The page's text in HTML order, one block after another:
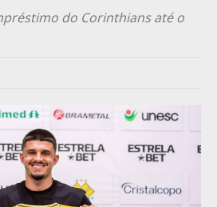
do Corinthians até o